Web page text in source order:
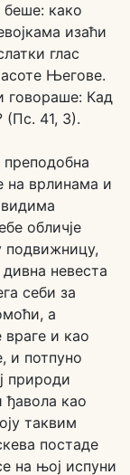
беше: како
изаћи
глас
Његове.
говораше: Кад
(Пс. 41, 3).
на врлинама и
обличје
подвижницу,
невеста
себи за
а
и као
и потпуно
природи
ђавола као
таквим
постаде
на њој испуни